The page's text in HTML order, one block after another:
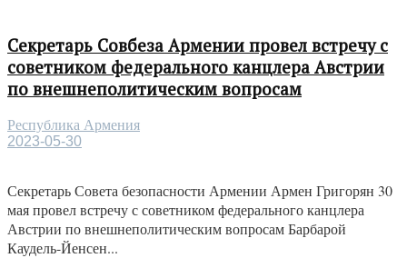
Секретарь Совбеза Армении провел встречу с
советником федерального канцлера Австрии
по внешнеполитическим вопросам
Республика Армения
2023-05-30
Секретарь Совета безопасности Армении Армен Григорян 30
мая провел встречу с советником федерального канцлера
Австрии по внешнеполитическим вопросам Барбарой
Каудель-Йенсен...